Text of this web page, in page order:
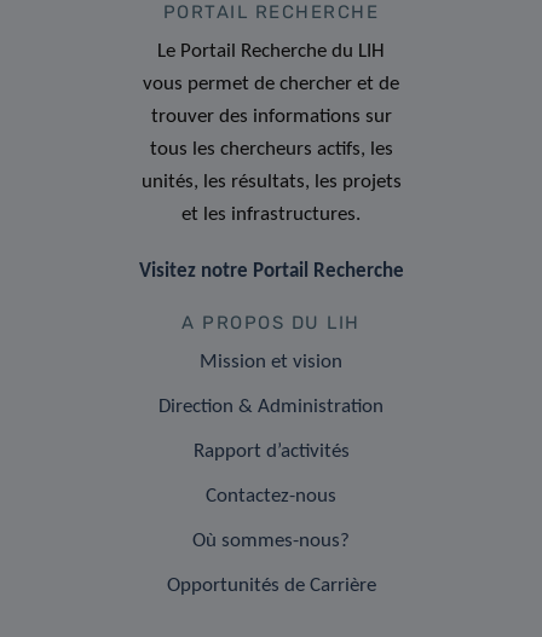
PORTAIL RECHERCHE
Le Portail Recherche du LIH
vous permet de chercher et de
trouver des informations sur
tous les chercheurs actifs, les
unités, les résultats, les projets
et les infrastructures.
Visitez notre Portail Recherche
A PROPOS DU LIH
Mission et vision
Direction & Administration
Rapport d’activités
Contactez-nous
Où sommes-nous?
Opportunités de Carrière